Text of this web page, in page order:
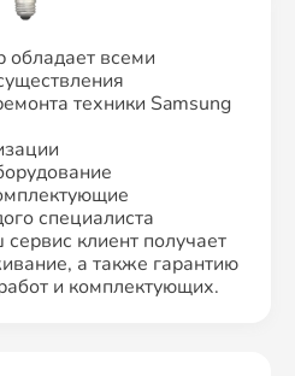
всеми
техники Samsung
специалиста
клиент получает
а также гарантию
и комплектующих.